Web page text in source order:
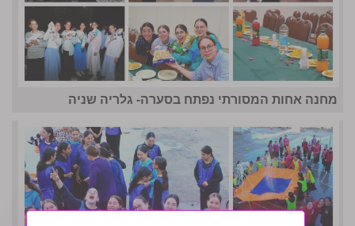
מחנה אחות המסורתי נפתח בסערה- גלריה שניה